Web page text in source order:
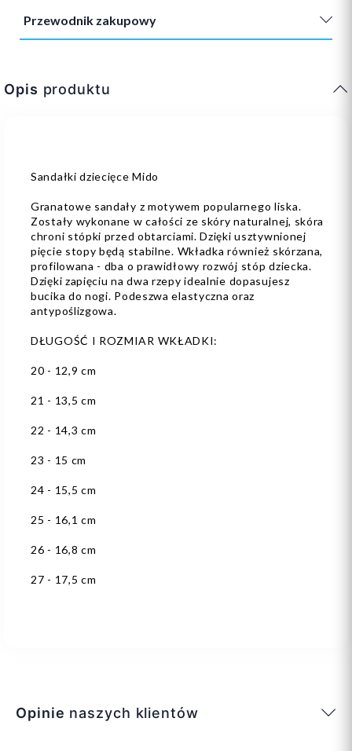
Przewodnik zakupowy
Opis produktu
Sandałki dziecięce Mido
Granatowe sandały z motywem popularnego liska.
Zostały wykonane w całości ze skóry naturalnej, skóra
chroni stópki przed obtarciami. Dzięki usztywnionej
pięcie stopy będą stabilne. Wkładka również skórzana,
profilowana - dba o prawidłowy rozwój stóp dziecka.
Dzięki zapięciu na dwa rzepy idealnie dopasujesz
bucika do nogi. Podeszwa elastyczna oraz
antypoślizgowa.
DŁUGOŚĆ I ROZMIAR WKŁADKI:
20 - 12,9 cm
21 - 13,5 cm
22 - 14,3 cm
23 - 15 cm
24 - 15,5 cm
25 - 16,1 cm
26 - 16,8 cm
27 - 17,5 cm
Opinie naszych klientów